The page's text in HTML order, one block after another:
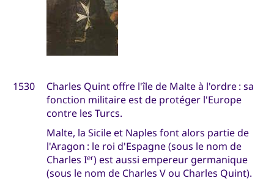
1530
Charles Quint offre l'île de Malte à l'ordre : sa
fonction militaire est de protéger l'Europe
contre les Turcs.
Malte, la Sicile et Naples font alors partie de
l'Aragon : le roi d'Espagne (sous le nom de
Charles Ier) est aussi empereur germanique
(sous le nom de Charles V ou Charles Quint).